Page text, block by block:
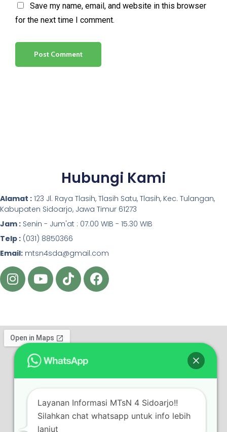
Save my name, email, and website in this browser
for the next time I comment.
Hubungi Kami
Alamat : 123 Jl. Raya Tlasih, Tlasih Satu, Tlasih, Kec. Tulangan,
Kabupaten Sidoarjo, Jawa Timur 61273
Jam : Senin - Jum'at : 07.00 WIB - 15.30 WIB
Telp : (031) 8850366
Email: mtsn4sda@gmail.com
Layanan Informasi MTsN 4 Sidoarjo!!
Silahkan chat whatsapp untuk info lebih
lanjut